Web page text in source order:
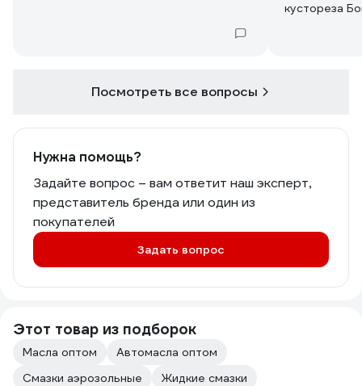
кустореза
Посмотреть все вопросы
Нужна помощь?
Задайте вопрос – вам ответит наш эксперт,
представитель бренда или один из
покупателей
Задать вопрос
Этот товар из подборок
Масла оптом
Автомасла оптом
Смазки аэрозольные
Жидкие смазки